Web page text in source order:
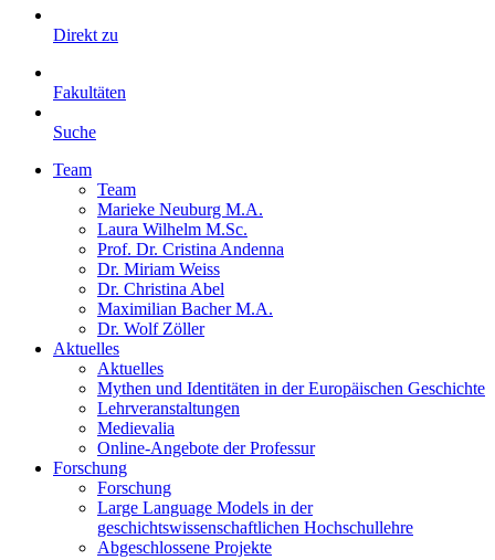
Direkt zu
Fakultäten
Suche
Team
Team
Marieke Neuburg M.A.
Laura Wilhelm M.Sc.
Prof. Dr. Cristina Andenna
Dr. Miriam Weiss
Dr. Christina Abel
Maximilian Bacher M.A.
Dr. Wolf Zöller
Aktuelles
Aktuelles
Mythen und Identitäten in der Europäischen Geschichte
Lehrveranstaltungen
Medievalia
Online-Angebote der Professur
Forschung
Forschung
Large Language Models in der
geschichtswissenschaftlichen Hochschullehre
Abgeschlossene Projekte